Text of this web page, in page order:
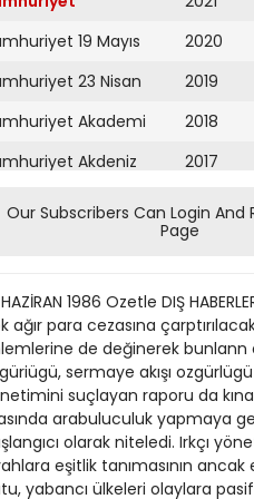
19 Mayıs
23 Nisan
Akademi
Akdeniz
Alışveriş
Ankara
Büyük
Çevre
2020
2019
2018
2017
2016
2015
2013
2012
2011
2010
2009
Our Subscribers Can Login And
Page
Batılı ülkelerin ülkesine karşı uyguladıklan ekonomik yaptınm önlemlerine de değinerek bunlann etkisiz olduğunu ve aslında siyahlara da zarar verdiğini söyledi. "ticaret özgüriüğü, calışma özgüriügü, sermaye akışı ozgürlügü siyahların yarannadır" diyen Botha İngiliz Uluslar Topluluğu'nca kabul edilen ve Güney Afrika yönetimini suçlayan raporu da kınadı. 1985 Nobel Banş Ödülü sahibi piskopos Desmond Tutu ise birbiriyle savaşan iki siyah grup arasında arabuluculuk yapmaya geldiği Cronroads'ta verdiği demeçte, Botha'run olağanüstü durum ilanını çok tehlikeli gelişmelerin başlangıcı olarak niteledi. Irkçı yönetime karşı siyahların mücadelesinin son bulmayacağını vurgulayan Tutu, beyaz azınlık yönetiminin siyahlara eşitlik tanımasının ancak etkili dış mücadeleyle olabileceğini kaydetti. Aksi takdirde daha çok kan döküleceğine işaret eden Tutu, yabancı ülkeleri olaylara pasif bir biçimde seyirci kalmakla suçladı ve "dünya müdahale etmek için daha ne bekliyor" diye sordu. Bilindiği gibi, Güney Afrika Cumhuriyeti'nde 24 milyon siyah 5 milyon beyazın egemenliği altında bulunuyor. Siyahların seçme ve seçilme hakları olmadığı gibi, ancak beyazların izin verdikleri kentlerde oturabiliyor. DUNÜADA BUGÜN ALİ SÎRMEN Beyaz azınlık yönetimi ülkede Ürdun Krah Hüseytn'in çabalan sonucu dün gerçekleşmesi bek olağanüstü durum ilan lerten Irak ve Suriye dışişleri ba ettikten sonra 2000 kartian görüşmesinin betirsiz bir tarihe ertetendiği büdtrttdL Am siyahı tutukladı. man'da yapüan açıklamada göPiskopos Desmond rüşmenin daha iyi haztrlanmak Tutu durumun kötüye amacıyla ertetendiği büdirüdl gittiğini, çok kan Surtye ve Irak, yıüardan beri Uk kez (hfifkri bakanlan düzeyinde dökülmesinin önüne görüşme yapmayı kabul etmişancak dış müdahaleyle lerdL geçilebileceğini Avusturya'da yeni belirterek "Dünya hükümet daha ne bekliyor?" Avusturya 'da göreve yeni atanan diye sordu. Irkçı Başbakan Franz Vranitzky, dün kabinesini açıkladu Istifa ederek yönetimin lideri Botha görevden aynlan eski Başbakan ise kendilerine karşı Fred Sinoyvatz kabinesinin Dışişleri, Maiiye, Tanm ve Ulaşturma alınan ekonomik Bakanhklarma yeni atamalar ya yaptırım önlemlerinin pıldL etkisiz olduğunu ŞilVde olağanüstü söyledi. "Cahiliye" Karşımdaki kısa boylu, dazlak, sert bakışlı, meşin ceketli, ama